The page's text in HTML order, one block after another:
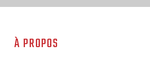
À PROPOS